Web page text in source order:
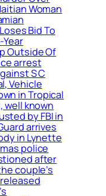
Woman
Bid To
Outside Of
arrest
S C
Vehicle
in Tropical
well known
by FBI in
arrives
in Lynette
police
after
couple’s